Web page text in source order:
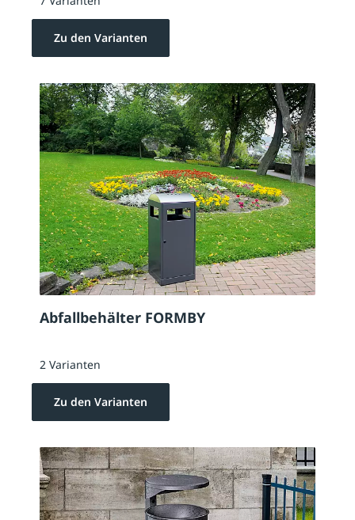
Zu den Varianten
Abfallbehälter FORMBY
2 Varianten
Zu den Varianten